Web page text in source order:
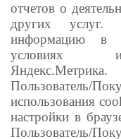
отчетов о
других услуг.
информацию в
условиях
Пользователь/
использования
настройки в
Пользователь/